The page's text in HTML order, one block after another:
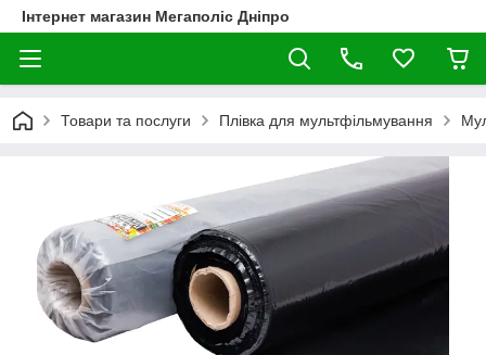
Інтернет магазин Мегаполіс Дніпро
Товари та послуги Плівка для мультфільмування